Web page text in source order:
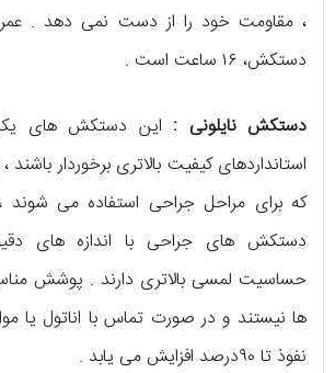
، مقاومت خود را از دست نمی دهد .
دستکش، ۱۶ ساعت است .
دستکش نایلونی : این دستکش های
استانداردهای کیفیت بالاتری برخوردار باشند
که برای مراحل جراحی استفاده می شوند
دستکش های جراحی با اندازه های
حساسیت لمسی بالاتری دارند . پوشش
ها نیستند و در صورت تماس با اناتول یا
نفوذ تا ۹۰درصد افزایش می یابد .